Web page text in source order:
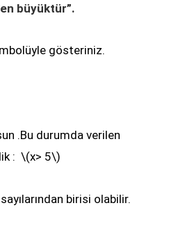
büyüktür”.
gösteriniz.
.Bu durumda verilen
: \(x> 5\)
birisi olabilir.